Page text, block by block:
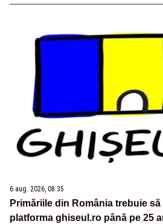
6 aug. 2026, 08:35
Primăriile din România trebuie
platforma ghiseul.ro până pe 25